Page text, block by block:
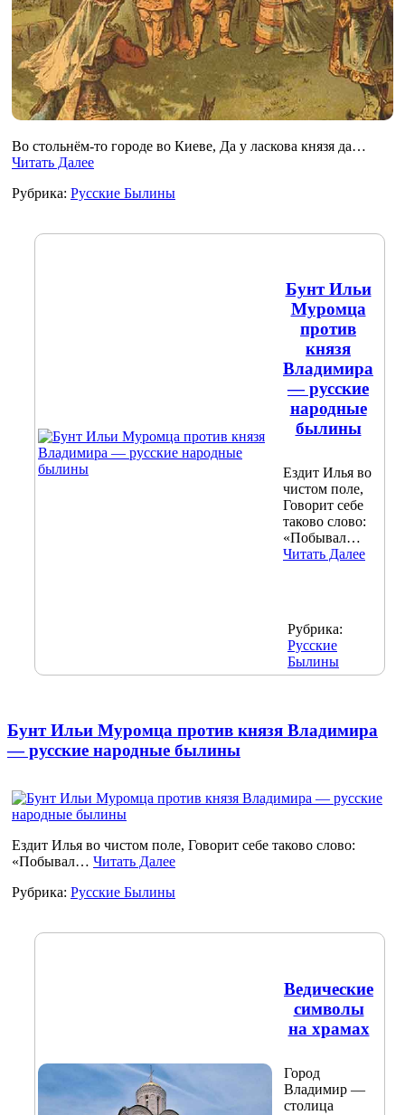
Во стольнём-то городе во Киеве, Да у ласкова князя да…
Читать Далее
Рубрика: Русские Былины
Бунт Ильи
Муромца
против
князя
Владимира
— русские
народные
былины
Ездит Илья во
чистом поле,
Говорит себе
таково слово:
«Побывал…
Читать Далее
Рубрика:
Русские
Былины
Бунт Ильи Муромца против князя Владимира
— русские народные былины
Ездит Илья во чистом поле, Говорит себе таково слово:
«Побывал… Читать Далее
Рубрика: Русские Былины
Ведические
символы
на храмах
Город
Владимир —
столица